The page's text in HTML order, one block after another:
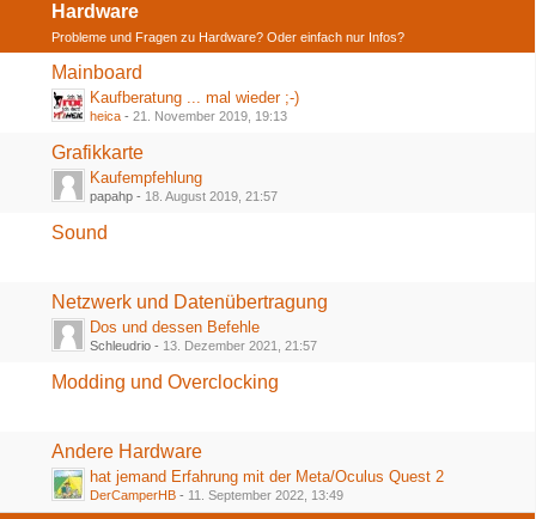
Hardware
Probleme und Fragen zu Hardware? Oder einfach nur Infos?
Mainboard
Kaufberatung ... mal wieder ;-)
heica - 21. November 2019, 19:13
Grafikkarte
Kaufempfehlung
papahp - 18. August 2019, 21:57
Sound
Netzwerk und Datenübertragung
Dos und dessen Befehle
Schleudrio - 13. Dezember 2021, 21:57
Modding und Overclocking
Andere Hardware
hat jemand Erfahrung mit der Meta/Oculus Quest 2
DerCamperHB - 11. September 2022, 13:49